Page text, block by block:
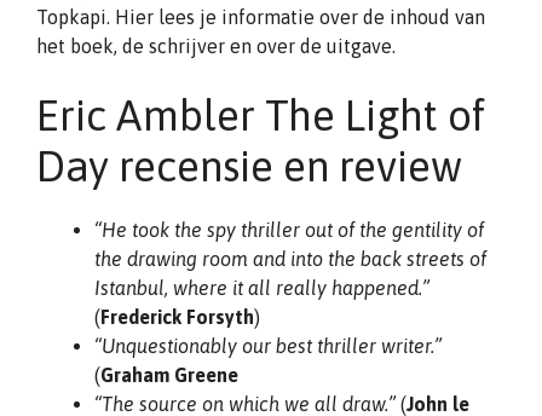
Topkapi. Hier lees je informatie over de inhoud van
het boek, de schrijver en over de uitgave.
Eric Ambler The Light of
Day recensie en review
“He took the spy thriller out of the gentility of
the drawing room and into the back streets of
Istanbul, where it all really happened.”
(Frederick Forsyth)
“Unquestionably our best thriller writer.”
(Graham Greene
“The source on which we all draw.”(John le